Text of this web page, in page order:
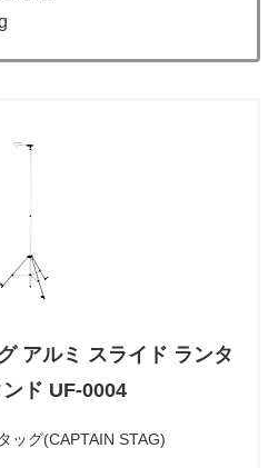
アルミ スライド ランタ
ド UF-0004
ッグ(CAPTAIN STAG)